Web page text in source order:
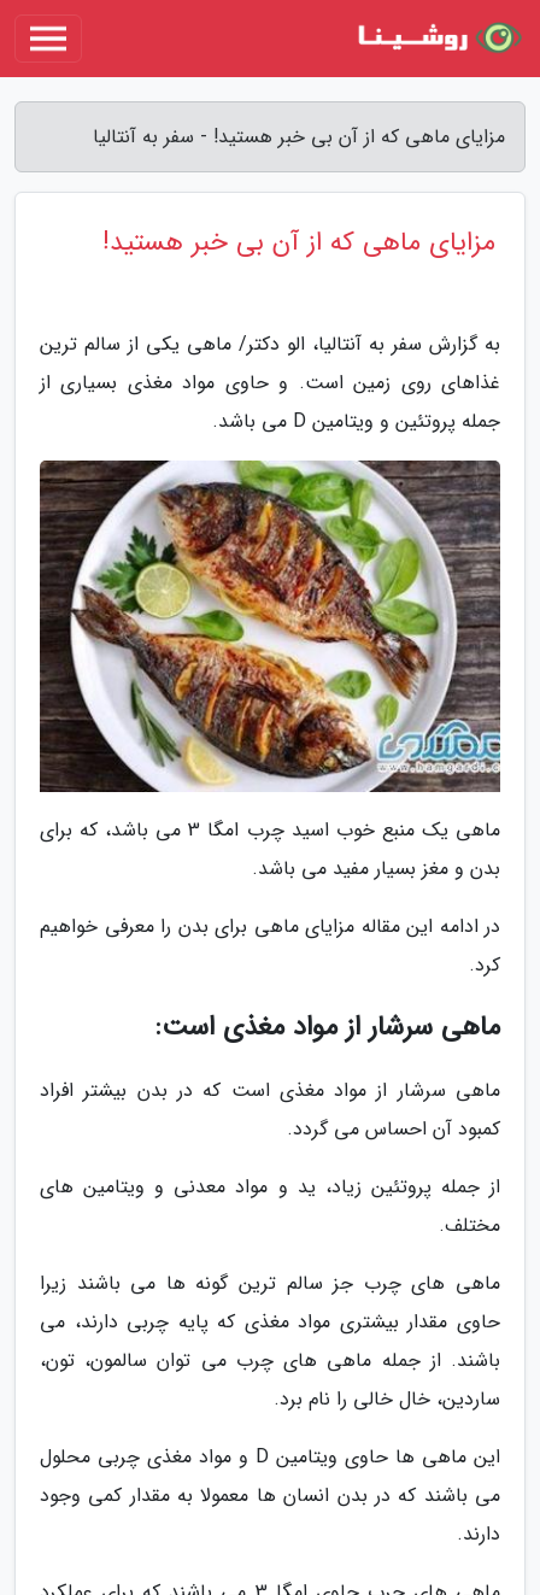
مزایای ماهی که از آن بی خبر هستید! - سفر به آنتالیا
مزایای ماهی که از آن بی خبر هستید!
به گزارش سفر به آنتالیا، الو دکتر/ ماهی یکی از سالم ترین
غذاهای روی زمین است. و حاوی مواد مغذی بسیاری از
جمله پروتئین و ویتامین D می باشد.
ماهی یک منبع خوب اسید چرب امگا 3 می باشد، که برای
بدن و مغز بسیار مفید می باشد.
در ادامه این مقاله مزایای ماهی برای بدن را معرفی خواهیم
کرد.
ماهی سرشار از مواد مغذی است:
ماهی سرشار از مواد مغذی است که در بدن بیشتر افراد
کمبود آن احساس می گردد.
از جمله پروتئین زیاد، ید و مواد معدنی و ویتامین های
مختلف.
ماهی های چرب جز سالم ترین گونه ها می باشند زیرا
حاوی مقدار بیشتری مواد مغذی که پایه چربی دارند، می
باشند. از جمله ماهی های چرب می توان سالمون، تون،
ساردین، خال خالی را نام برد.
این ماهی ها حاوی ویتامین D و مواد مغذی چربی محلول
می باشند که در بدن انسان ها معمولا به مقدار کمی وجود
دارند.